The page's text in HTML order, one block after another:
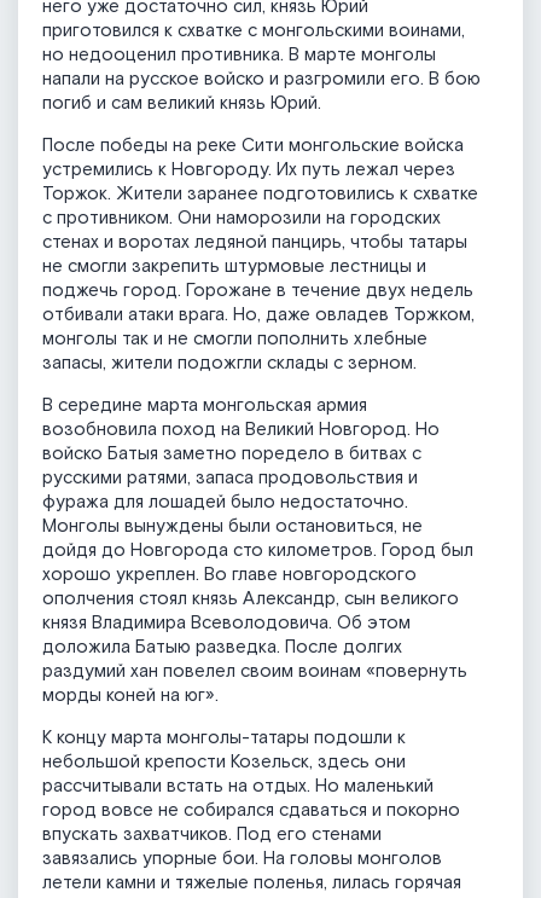
него уже достаточно сил, князь Юрий
приготовился к схватке с монгольскими воинами,
но недооценил противника. В марте монголы
напали на русское войско и разгромили его. В бою
погиб и сам великий князь Юрий.
После победы на реке Сити монгольские войска
устремились к Новгороду. Их путь лежал через
Торжок. Жители заранее подготовились к схватке
с противником. Они наморозили на городских
стенах и воротах ледяной панцирь, чтобы татары
не смогли за­крепить штурмовые лестницы и
поджечь город. Горожа­не в течение двух недель
отбивали атаки врага. Но, даже овладев Торжком,
монголы так и не смогли по­полнить хлебные
запасы, жители подожгли склады с зерном.
В середине марта монгольская армия
возобновила поход на Великий Новгород. Но
войско Батыя заметно поредело в битвах с
русскими ратями, запаса продовольствия и
фуража для лошадей было недостаточно.
Монголы вынуждены были остановиться, не
дойдя до Новгорода сто километров. Город был
хорошо укреплен. Во главе новгородского
ополчения стоял князь Александр, сын великого
князя Владимира Всеволодовича. Об этом
доложила Батыю разведка. После долгих
раздумий хан повелел своим воинам «повернуть
морды коней на юг».
К концу марта монголы-татары подошли к
небольшой крепости Козельск, здесь они
рассчитывали встать на отдых. Но маленький
город во­все не собирался сдаваться и покорно
впускать захватчиков. Под его стенами
завязались упор­ные бои. На головы монголов
лете­ли камни и тяжелые поленья, ли­лась горячая